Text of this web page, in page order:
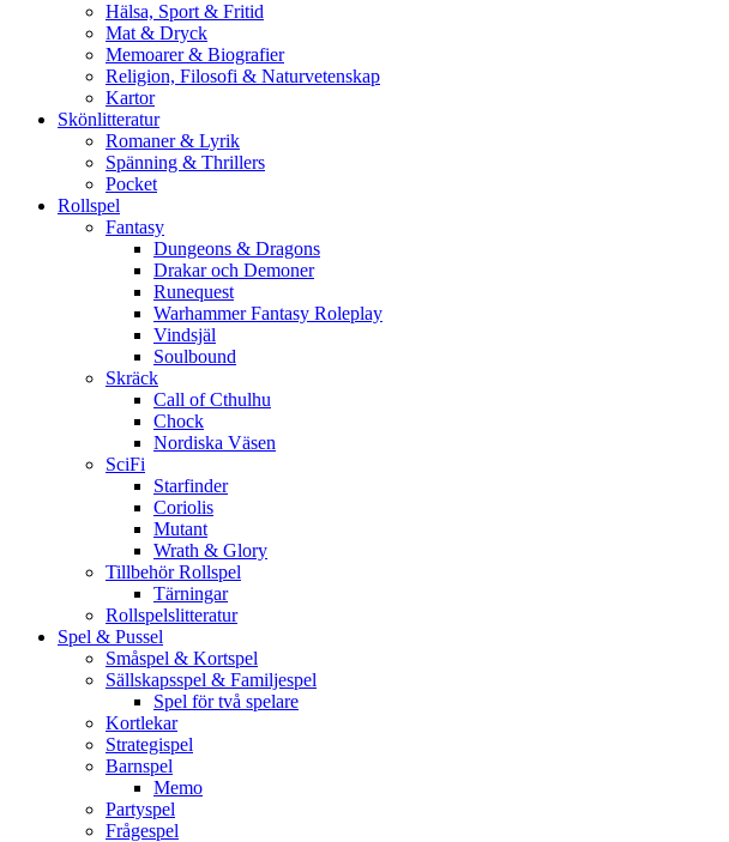
Hälsa, Sport & Fritid
Mat & Dryck
Memoarer & Biografier
Religion, Filosofi & Naturvetenskap
Kartor
Skönlitteratur
Romaner & Lyrik
Spänning & Thrillers
Pocket
Rollspel
Fantasy
Dungeons & Dragons
Drakar och Demoner
Runequest
Warhammer Fantasy Roleplay
Vindsjäl
Soulbound
Skräck
Call of Cthulhu
Chock
Nordiska Väsen
SciFi
Starfinder
Coriolis
Mutant
Wrath & Glory
Tillbehör Rollspel
Tärningar
Rollspelslitteratur
Spel & Pussel
Småspel & Kortspel
Sällskapsspel & Familjespel
Spel för två spelare
Kortlekar
Strategispel
Barnspel
Memo
Partyspel
Frågespel